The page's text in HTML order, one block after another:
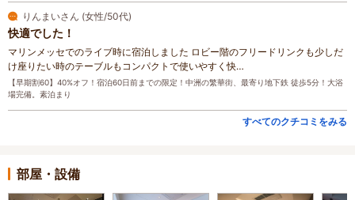
りんまいさん (女性/50代)
快適でした！
マリンメッセでのライブ時に宿泊しました ロビー階のフリードリンクも少しだ
け座りたい時のテーブルもコンパクトで使いやすく快…
【早期割60】40%オフ！宿泊60日前までの限定！中洲の繁華街、最寄り地下鉄 徒歩5分！大浴
場完備。素泊まり
すべてのクチコミをみる
部屋・設備